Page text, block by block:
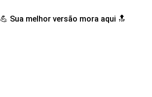
💪 Sua melhor versão mora aqui 🔝